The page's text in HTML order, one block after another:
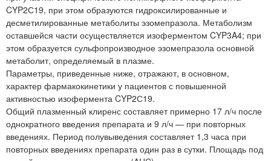
CYP2С19, при этом образуются гидроксилированные и
десметилированные метаболиты эзомепразола. Метаболизм
оставшейся части осуществляется изоферментом CYP3A4; при
этом образуется сульфопроизводное эзомепразола основной
метаболит, определяемый в плазме.
Параметры, приведенные ниже, отражают, в основном,
характер фармакокинетики у пациентов с повышенной
активностью изофермента CYP2С19.
Общий плазменный клиренс составляет примерно 17 л/ч после
однократного введения препарата и 9 л/ч — при повторных
введениях. Период полувыведения составляет 1,3 часа при
повторных введениях препарата один раз в сутки. Площадь под